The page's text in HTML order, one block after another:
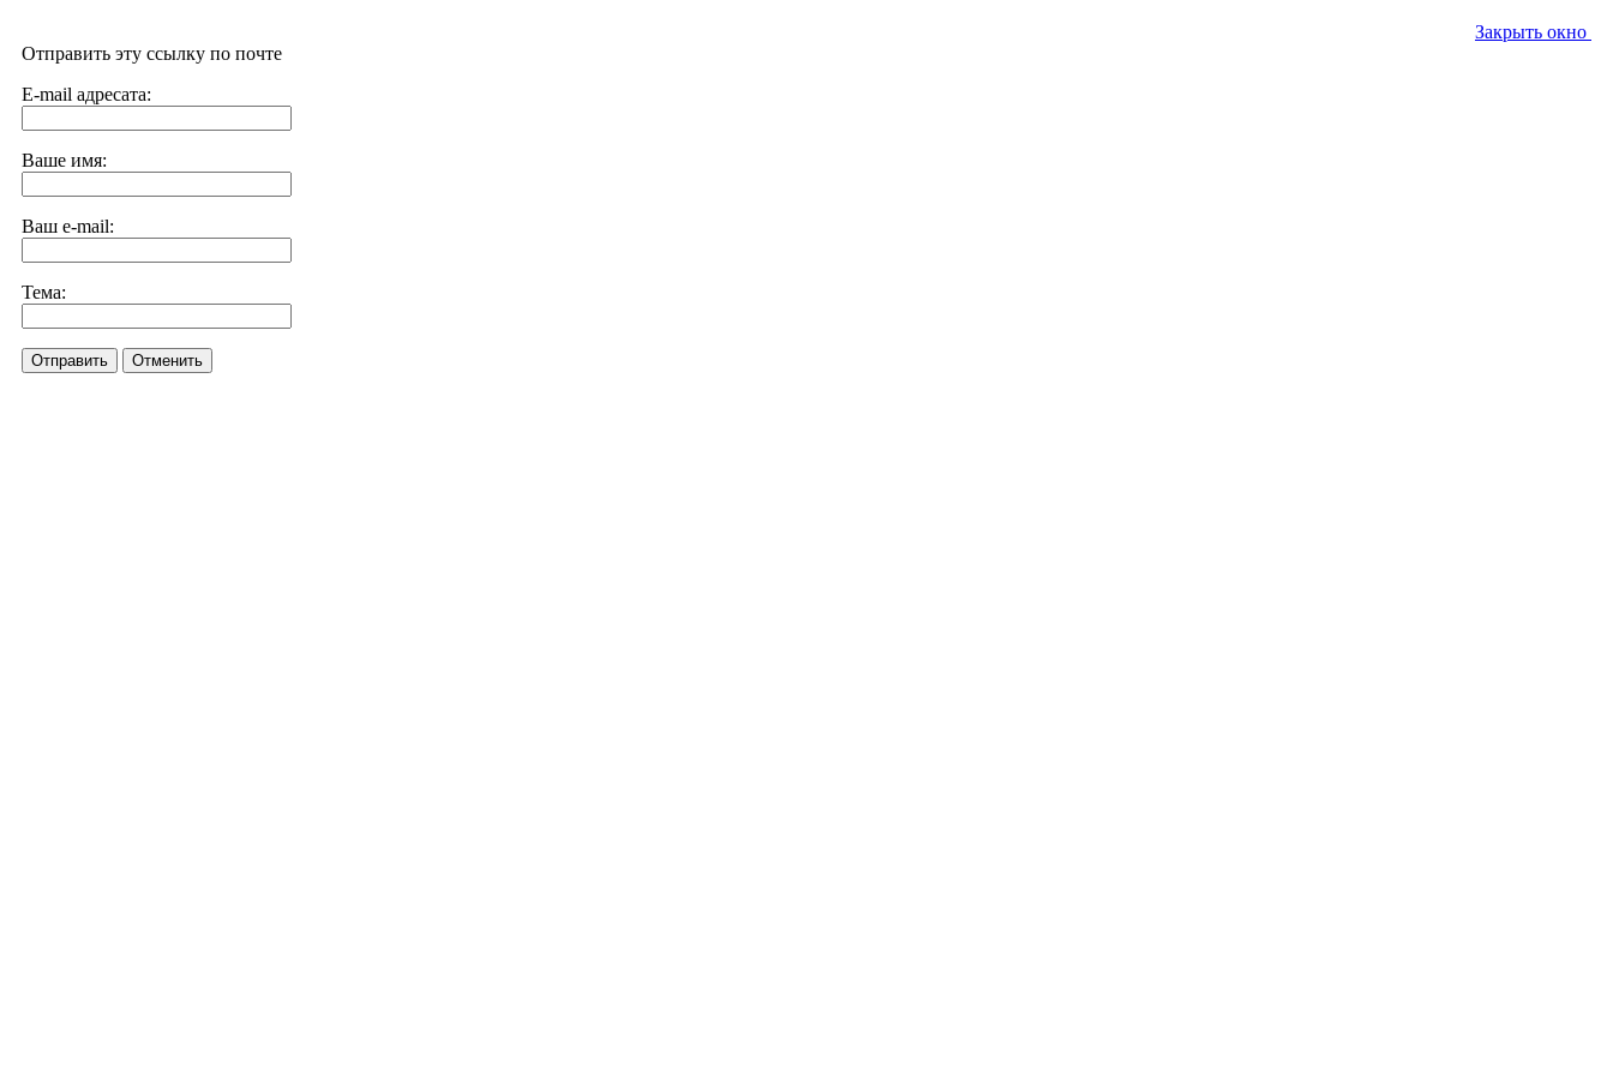
Закрыть окно
Отправить эту ссылку по почте
E-mail адресата:
Ваше имя:
Ваш e-mail:
Тема:
Отправить Отменить